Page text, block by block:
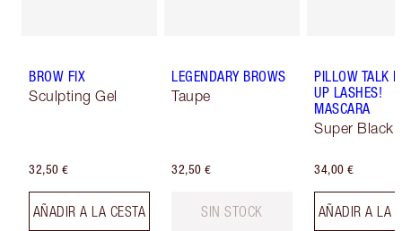
BROW FIX
Sculpting Gel
32,50 €
AÑADIR A LA CESTA
LEGENDARY BROWS
Taupe
32,50 €
SIN STOCK
PILLOW TALK
UP LASHES!
MASCARA
Super Black
34,00 €
AÑADIR A LA